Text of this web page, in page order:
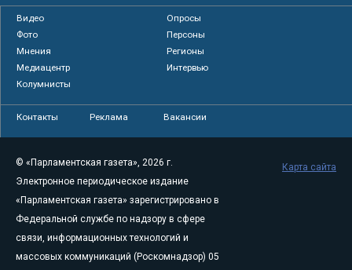
Видео
Опросы
Фото
Персоны
Мнения
Регионы
Медиацентр
Интервью
Колумнисты
Контакты Реклама Вакансии
© «Парламентская газета», 2026 г.
Электронное периодическое издание
«Парламентская газета» зарегистрировано в
Федеральной службе по надзору в сфере
связи, информационных технологий и
массовых коммуникаций (Роскомнадзор) 05
Карта сайта